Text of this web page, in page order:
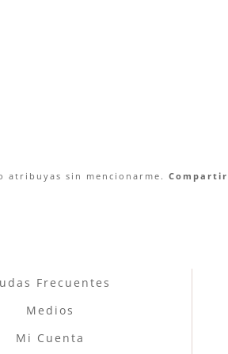
sin mencionarme.
Frecuentes
Medios
Mi Cuenta